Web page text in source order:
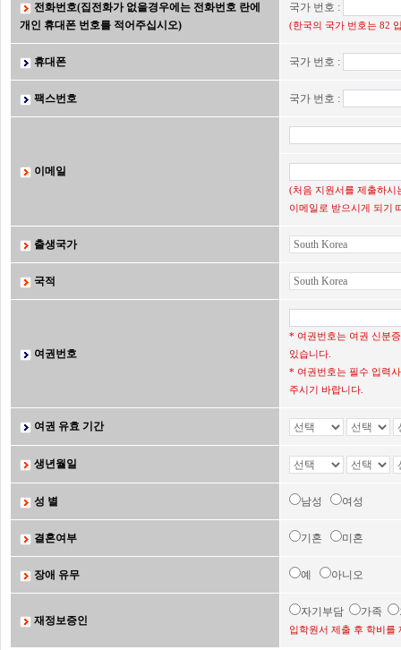
전화번호(집전화가 없을경우에는 전화번호 란에
개인 휴대폰 번호를 적어주십시오)
국가 번호 :
(한국의 국가 번호는 82
휴대폰 국가 번호 :
팩스번호 국가 번호 :
이메일
(처음 지원서를 제출하시
이메일로 받으시게 되기
출생국가
국적
여권번호
* 여권번호는 여권 신분
있습니다.
* 여권번호는 필수 입력
주시기 바랍니다.
여권 유효 기간
생년월일
성 별 남성 여성
결혼여부 기혼 미혼
장애 유무 예 아니오
재정보증인
자기부담 가족
입학원서 제출 후 학비를